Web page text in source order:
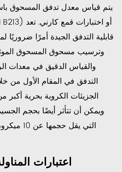
يتم قياس معدل تدفق المسحوق
قابلية التدفق الجيدة أمرًا
التدفق في المقام الأول
الجزيئات الكروية بحرية
ويمكن أن تتأثر أيضًا بحجم
التي
اعتبارات